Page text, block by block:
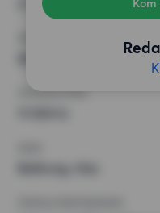
2 rum
MINST ANTAL KVADRATMETER
HÖGSTA HYRA